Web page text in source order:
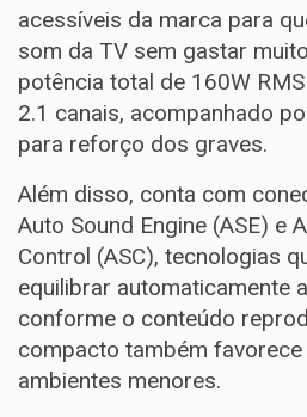
acessíveis da marca para
som da TV sem gastar
potência total de 160W
2.1 canais, acompanhado
para reforço dos graves.
Além disso, conta com
Auto Sound Engine (ASE) e
Control (ASC), tecnologias
equilibrar automaticamente
conforme o conteúdo
compacto também favorece
ambientes menores.